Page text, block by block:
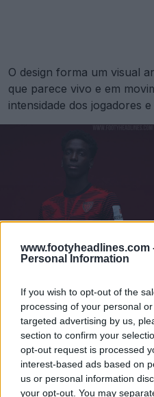
www.footyheadlines.com
Personal Information
If you wish to opt-out of the
processing of your personal
targeted advertising by us,
section to confirm your
opt-out request is processed
interest-based ads based on
us or personal information
your opt-out. You may
O design forma um visual
que parece vivo e em
intensidade dos jogadores
A quarta camisa Castore
base vermelha escura,
que juntas criam o motivo
pequeno emblema de leão